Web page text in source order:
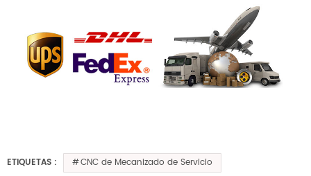
ETIQUETAS :
CNC de Mecanizado de Servicio